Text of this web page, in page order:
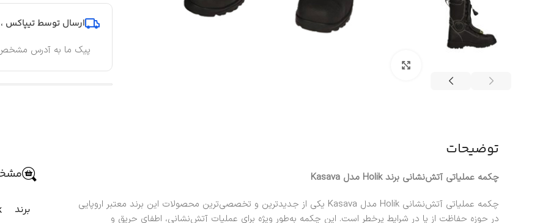
ارسال توسط تیپاکس
پیک ما به آدرس
توضیحات
چکمه عملیاتی آتش‌نشانی برند Holik مدل Kasava
چکمه عملیاتی آتش‌نشانی Holik
مدل Kasava یکی از جدیدترین و تخصصی‌ترین محصولات این برند معتبر اروپایی
در حوزه حفاظت از پا در شرایط پرخطر است. این چکمه به‌طور ویژه برای عملیات آتش‌نشانی، اطفای حریق و
برند